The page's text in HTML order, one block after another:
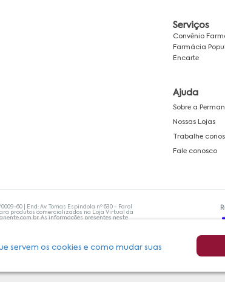
servem os cookies e como mudar suas
Serviços
Convênio
Farmácia
Encarte
Ajuda
Sobre a
Nossas Lojas
Trabalhe
Fale conosco
60 | End: Av. Tomas Espindola nº 630 - Farol
produtos comercializados na Loja Virtual da
. As informações presentes neste
Apenas o médico está capacitado para
Farmácia Permanente trabalha com as
dos clientes são compromissos da